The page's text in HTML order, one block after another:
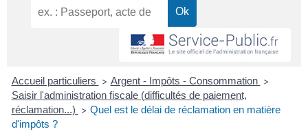
Accueil particuliers > Argent - Impôts - Consommation >
Saisir l'administration fiscale (difficultés de paiement,
réclamation...)
> Quel est le délai de réclamation en matière
d'impôts ?